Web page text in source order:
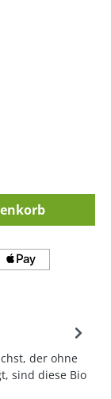
der ohne
sind diese Bio